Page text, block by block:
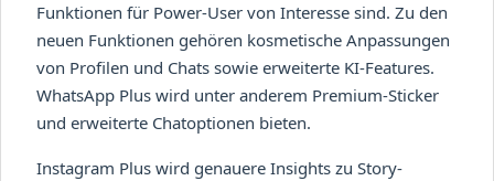
Funktionen für Power-User von Interesse sind. Zu den
neuen Funktionen gehören kosmetische Anpassungen
von Profilen und Chats sowie erweiterte KI-Features.
WhatsApp Plus wird unter anderem Premium-Sticker
und erweiterte Chatoptionen bieten.
Instagram Plus wird genauere Insights zu Story-